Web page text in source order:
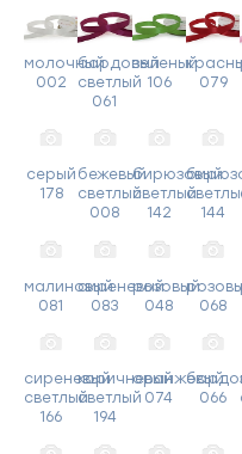
молочный
002
бордовый
светлый
061
зеленый
106
079
серый
178
бежевый
светлый
008
бирюзовый
светлый
142
144
малиновый
081
сиреневый
083
розовый
048
068
сиреневый
светлый
166
коричневый
светлый
194
оранжевый
074
066